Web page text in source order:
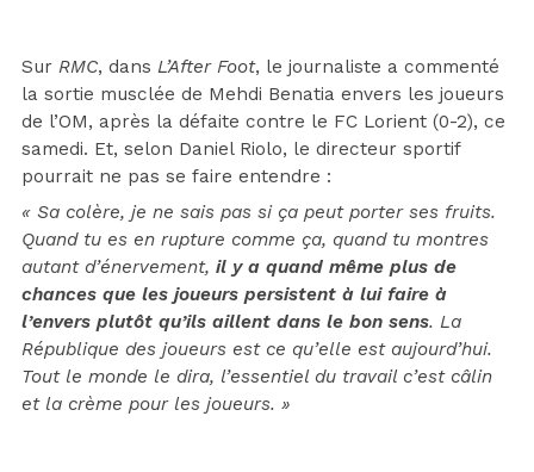
Sur RMC, dans L’After Foot, le journaliste a commenté
la sortie musclée de Mehdi Benatia envers les joueurs
de l’OM, après la défaite contre le FC Lorient (0-2), ce
samedi. Et, selon Daniel Riolo, le directeur sportif
pourrait ne pas se faire entendre :
« Sa colère, je ne sais pas si ça peut porter ses fruits.
Quand tu es en rupture comme ça, quand tu montres
autant d’énervement, il y a quand même plus de
chances que les joueurs persistent à lui faire à
l’envers plutôt qu’ils aillent dans le bon sens. La
République des joueurs est ce qu’elle est aujourd’hui.
Tout le monde le dira, l’essentiel du travail c’est câlin
et la crème pour les joueurs. »